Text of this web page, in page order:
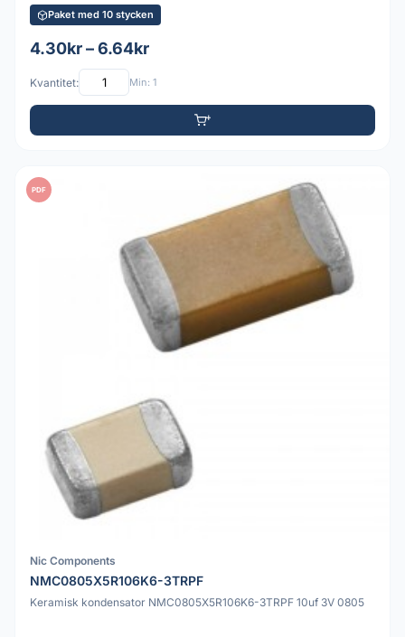
Paket med 10 stycken
4.30kr – 6.64kr
Kvantitet: Min: 1
PDF
Nic Components
NMC0805X5R106K6-3TRPF
Keramisk kondensator NMC0805X5R106K6-3TRPF 10uf 3V 0805